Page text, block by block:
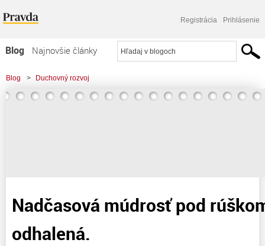
Registrácia Prihlásenie
Blog
Najnovšie články
Najčítanejšie články
Najkomentovanejšie články
Blog > Duchovný rozvoj
> Nadčasová múdrosť pod rúškom tajomstva odhalená.
Nadčasová múdrosť pod
odhalená.